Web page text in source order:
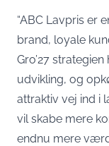
“ABC Lavpris er
brand, loyale
Gro’27
udvikling, og
attraktiv vej ind i
vil skabe mere
endnu mere